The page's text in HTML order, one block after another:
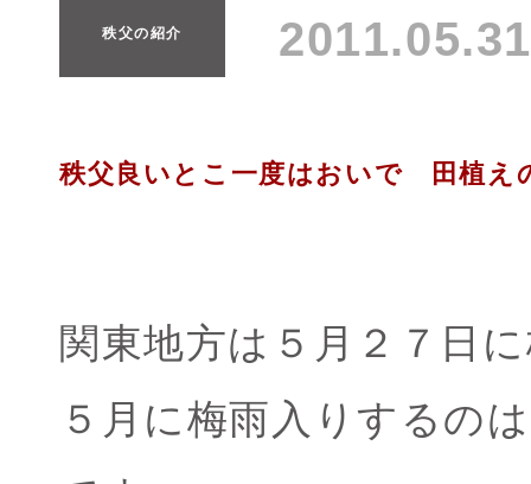
秩父の紹介
秩父良いとこ一度はおいで 田植え
関東地方は５月２７日
５月に梅雨入りするの